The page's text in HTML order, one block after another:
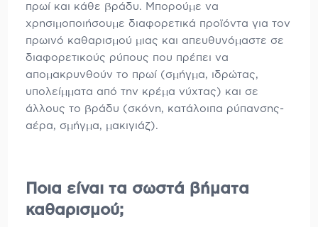
πρωί και κάθε βράδυ. Μπορούμε να
χρησιμοποιήσουμε διαφορετικά προϊόντα για τον
πρωινό καθαρισμού μιας και απευθυνόμαστε σε
διαφορετικούς ρύπους που πρέπει να
απομακρυνθούν το πρωί (σμήγμα, ιδρώτας,
υπολείμματα από την κρέμα νύχτας) και σε
άλλους το βράδυ (σκόνη, κατάλοιπα ρύπανσης-
αέρα, σμήγμα, μακιγιάζ).
Ποια είναι τα σωστά βήματα
καθαρισμού;